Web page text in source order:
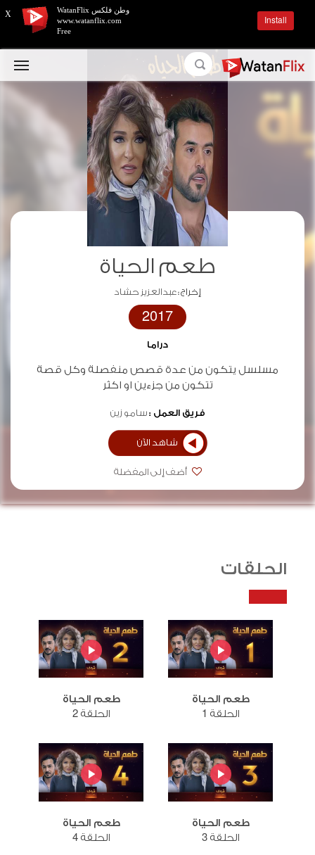
طعم الحياة
إخراج :عبدالعزيز حشاد
2017
دراما
مسلسل يتكون من عدة قصص منفصلة وكل قصة
تتكون من جزءين او اكثر
فريق العمل :سامو زين
شاهد الآن
أضف إلى المفضلة
الحلقات
طعم الحياة
الحلقة 1
طعم الحياة
الحلقة 2
طعم الحياة
الحلقة 3
طعم الحياة
الحلقة 4
X
وطن فلكس WatanFlix
www.watanflix.com
Free
Install